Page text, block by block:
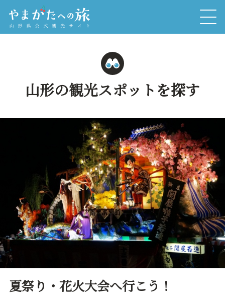
山形の観光スポットを探す
夏祭り・花火大会へ行こう！